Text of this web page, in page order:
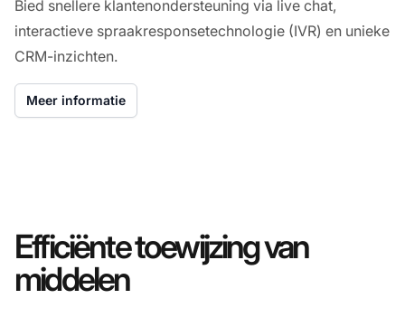
Bied snellere klantenondersteuning via live chat,
interactieve spraakresponsetechnologie (IVR) en unieke
CRM-inzichten.
Meer informatie
Efficiënte toewijzing van
middelen